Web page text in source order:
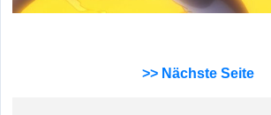
>> Nächste Seite